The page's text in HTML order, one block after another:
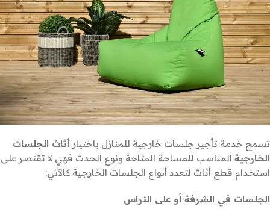
تسمح خدمة تأجير جلسات خارجية للمنازل باختيار أثاث الجلسات
الخارجية المناسب للمساحة المتاحة ونوع الحدث فهي لا تقتصر على
استخدام قطع أثاث لتعدد أنواع الجلسات الخارجية كالآتي:
الجلسات في الشرفة أو على التراس